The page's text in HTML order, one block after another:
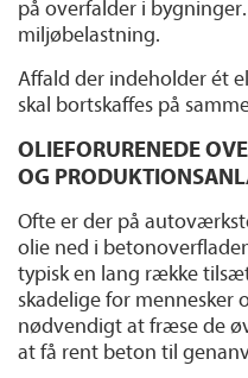
på overfalder i
miljøbelastning.
Affald der indeholder ét
skal bortskaffes på
OLIEFORURENEDE
OG
Ofte er der på
olie ned i
typisk en lang række
skadelige for mennesker
nødvendigt at fræse de
at få rent beton til